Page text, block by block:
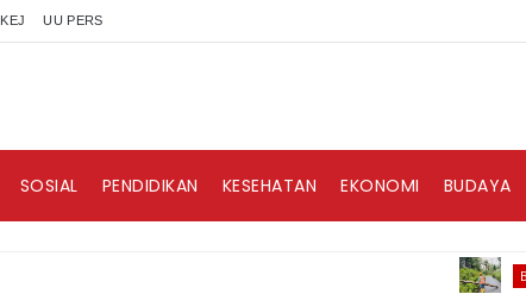
KEJ UU PERS
SOSIAL PENDIDIKAN KESEHATAN EKONOMI BUDAYA
BERITA